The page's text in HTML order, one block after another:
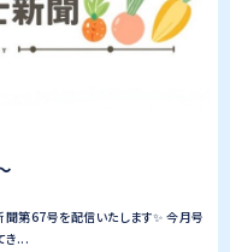
聞第67号を配信いたします✨ 今月号
き...